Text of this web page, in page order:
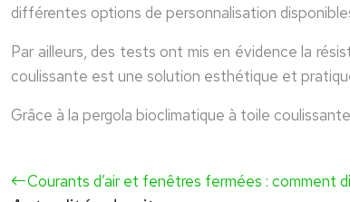
différentes options de personnalisation
Par ailleurs, des tests ont mis en évidence la
coulissante est une solution esthétique et
Grâce à la pergola bioclimatique à toile
Courants d’air et fenêtres fermées : comment